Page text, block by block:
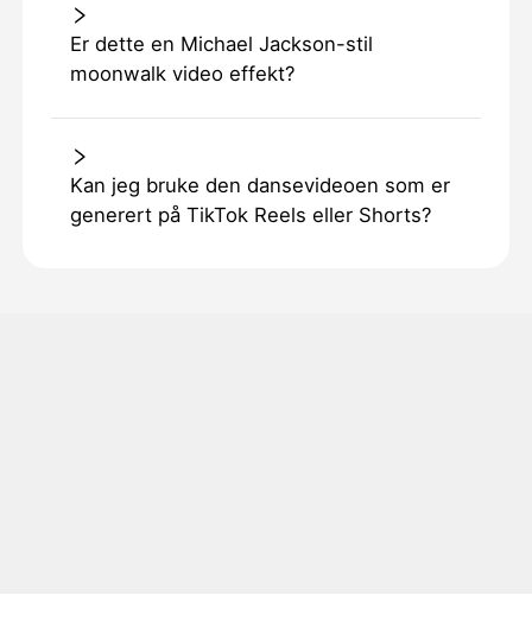
Er dette en Michael Jackson-stil
moonwalk video effekt?
Kan jeg bruke den dansevideoen som er
generert på TikTok Reels eller Shorts?